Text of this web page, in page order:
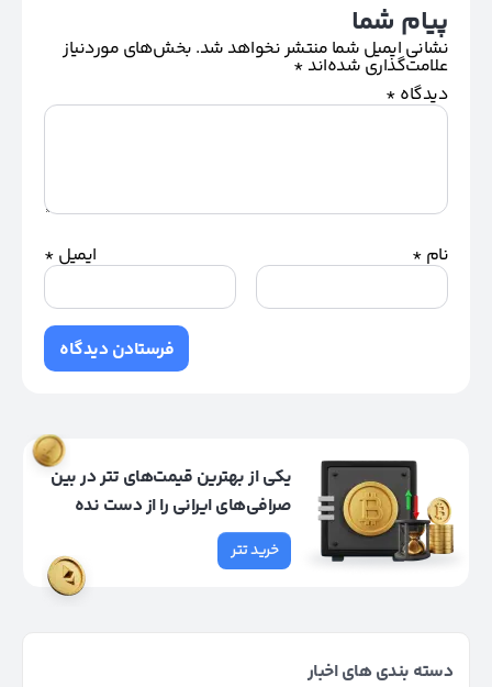
پیام شما
نشانی ایمیل شما منتشر نخواهد شد. بخش‌های موردنیاز
علامت‌گذاری شده‌اند*
دیدگاه *
نام * ایمیل *
یکی از بهترین قیمت‌های تتر در بین
صرافی‌های ایرانی را از دست نده
خرید تتر
دسته بندی های اخبار